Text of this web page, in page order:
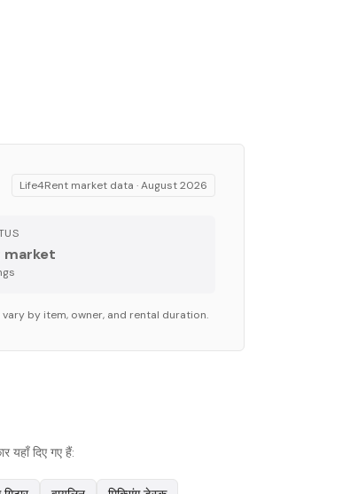
Life4Rent market data ·August 2026
market
s
by item, owner, and rental duration.
यहाँ दिए गए हैं: